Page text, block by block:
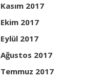
Kasım 2017
Ekim 2017
Eylül 2017
Ağustos 2017
Temmuz 2017